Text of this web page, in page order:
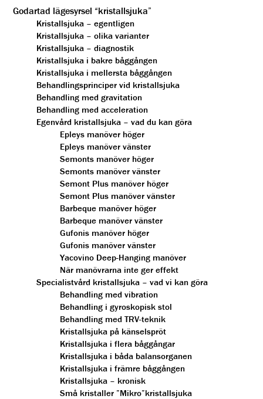
Godartad lägesyrsel “kristallsjuka”
Kristallsjuka – egentligen
Kristallsjuka – olika varianter
Kristallsjuka – diagnostik
Kristallsjuka i bakre båggången
Kristallsjuka i mellersta båggången
Behandlingsprinciper vid kristallsjuka
Behandling med gravitation
Behandling med acceleration
Egenvård kristallsjuka – vad du kan göra
Epleys manöver höger
Epleys manöver vänster
Semonts manöver höger
Semonts manöver vänster
Semont Plus manöver höger
Semont Plus manöver vänster
Barbeque manöver höger
Barbeque manöver vänster
Gufonis manöver höger
Gufonis manöver vänster
Yacovino Deep-Hanging manöver
När manövrarna inte ger effekt
Specialistvård kristallsjuka – vad vi kan göra
Behandling med vibration
Behandling i gyroskopisk stol
Behandling med TRV-teknik
Kristallsjuka på känselspröt
Kristallsjuka i flera båggångar
Kristallsjuka i båda balansorganen
Kristallsjuka i främre båggången
Kristallsjuka – kronisk
Små kristaller ”Mikro”kristallsjuka